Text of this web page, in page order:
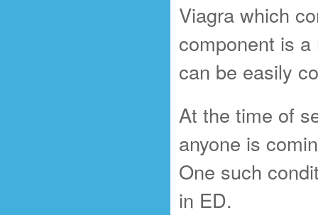
Viagra which
component is
can be easily
At the time of
anyone is
One such
in ED.